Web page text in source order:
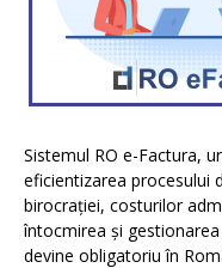
Sistemul RO e-Factura,
eficientizarea procesului
birocrației, costurilor
întocmirea și
devine obligatoriu în